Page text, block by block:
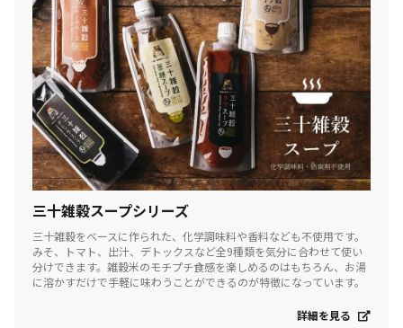
三十雑穀スープシリーズ
三十雑穀をベースに作られた、化学調味料や香料なども不使用です。
みそ、トマト、出汁、デトックスなど全9種類を気分に合わせて使い
分けできます。雑穀米のモチプチ食感を楽しめるのはもちろん、お湯
に溶かすだけで手軽に味わうことができるのが特徴になっています。
詳細を見る